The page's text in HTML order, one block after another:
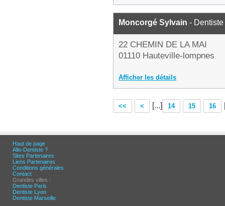
Moncorgé Sylvain - Dentiste
22 CHEMIN DE LA MAI
01110 Hauteville-lompnes
Afficher les détails
<< < [...] 14 15 16
Haut de page
Allo-Dentiste ?
Sites Partenaires
Liens Partenaires
Conditions générales
Contact
Grandes villes :
Dentiste Paris
Dentiste Lyon
Dentiste Marseille